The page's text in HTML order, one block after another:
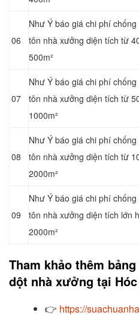
06
Như Ý báo giá chi phí
tôn nhà xưởng diện tích từ
500m²
07
Như Ý báo giá chi phí
tôn nhà xưởng diện tích từ
1000m²
08
Như Ý báo giá chi phí
tôn nhà xưởng diện tích từ
2000m²
09
Như Ý báo giá chi phí
tôn nhà xưởng diện tích lớn
2000m²
Tham khảo thêm
dột nhà xưởng tại
👉 https://